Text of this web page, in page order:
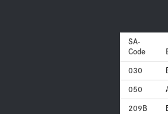
SA-
Code
030
050
209B